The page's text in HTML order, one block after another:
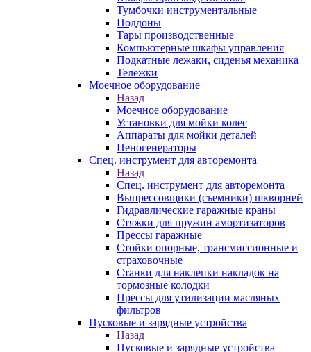
Тумбочки инструментальные
Поддоны
Тары производственные
Компьютерные шкафы управления
Подкатные лежаки, сиденья механика
Тележки
Моечное оборудование
Назад
Моечное оборудование
Установки для мойки колес
Аппараты для мойки деталей
Пеногенераторы
Спец. инструмент для авторемонта
Назад
Спец. инструмент для авторемонта
Выпрессовщики (съемники) шкворней
Гидравлические гаражные краны
Стяжки для пружин амортизаторов
Прессы гаражные
Стойки опорные, трансмиссионные и
страховочные
Станки для наклепки накладок на
тормозные колодки
Прессы для утилизации масляных
фильтров
Пусковые и зарядные устройства
Назад
Пусковые и зарядные устройства